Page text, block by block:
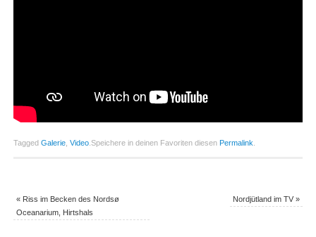
Tagged Galerie, Video. Speichere in deinen Favoriten diesen Permalink
«Riss im Becken des Nordsø
Oceanarium, Hirtshals
Nordjütland im TV»